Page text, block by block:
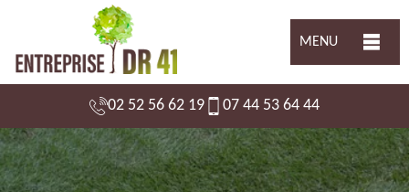
MENU
02 52 56 62 19 07 44 53 64 44